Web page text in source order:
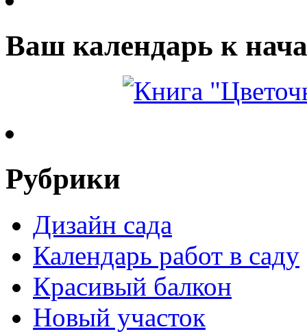
Ваш календарь к
Рубрики
Дизайн сада
Календарь работ в саду
Красивый балкон
Новый участок